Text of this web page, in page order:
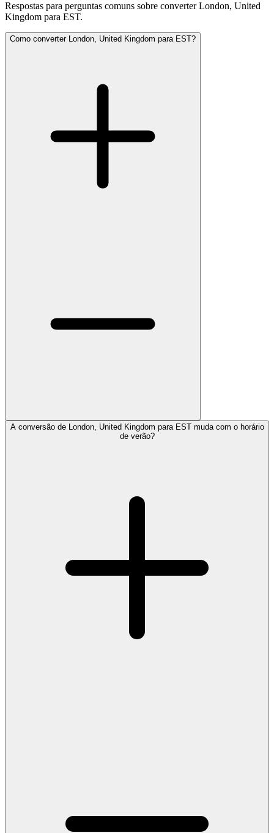
Respostas para perguntas comuns sobre converter London, United
Kingdom para EST.
Como converter London, United Kingdom para EST?
A conversão de London, United Kingdom para EST muda com o horário
de verão?